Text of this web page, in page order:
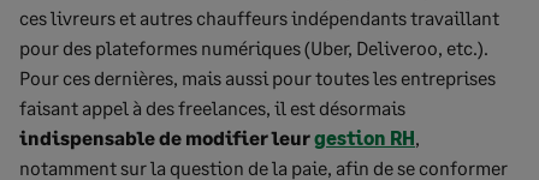
ces livreurs et autres chauffeurs indépendants travaillant
pour des plateformes numériques (Uber, Deliveroo, etc.).
Pour ces dernières, mais aussi pour toutes les entreprises
faisant appel à des freelances, il est désormais
indispensable de modifier leurgestion RH,
notamment sur la question de la paie, afin de se conformer